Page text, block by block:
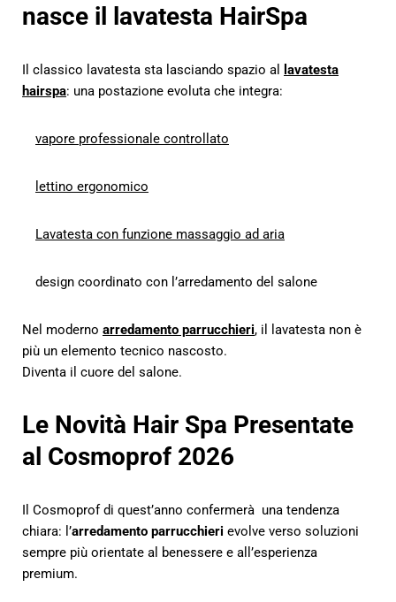
nasce il lavatesta HairSpa
Il classico lavatesta sta lasciando spazio al
lavatesta
hairspa: una postazione evoluta che integra:
vapore professionale controllato
lettino ergonomico
Lavatesta con funzione massaggio ad aria
design coordinato con l’arredamento del salone
Nel moderno arredamento parrucchieri, il lavatesta non è
più un elemento tecnico nascosto.
Diventa il cuore del salone.
Le Novità Hair Spa Presentate
al Cosmoprof 2026
Il Cosmoprof di quest’anno confermerà una tendenza
chiara: l’arredamento parrucchieri evolve verso soluzioni
sempre più orientate al benessere e all’esperienza
premium.